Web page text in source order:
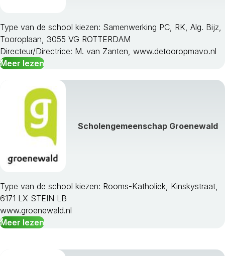
Type van de school kiezen: Samenwerking PC, RK, Alg. Bijz,
Tooroplaan, 3055 VG ROTTERDAM
Directeur/Directrice: M. van Zanten, www.detooropmavo.nl
Meer lezen
Scholengemeenschap Groenewald
Type van de school kiezen: Rooms-Katholiek, Kinskystraat,
6171 LX STEIN LB
www.groenewald.nl
Meer lezen